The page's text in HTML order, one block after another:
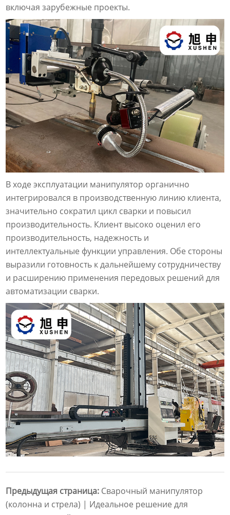
включая зарубежные проекты.
В ходе эксплуатации манипулятор органично
интегрировался в производственную линию клиента,
значительно сократил цикл сварки и повысил
производительность. Клиент высоко оценил его
производительность, надежность и
интеллектуальные функции управления. Обе стороны
выразили готовность к дальнейшему сотрудничеству
и расширению применения передовых решений для
автоматизации сварки.
Предыдущая страница: Сварочный манипулятор
(колонна и стрела) | Идеальное решение для